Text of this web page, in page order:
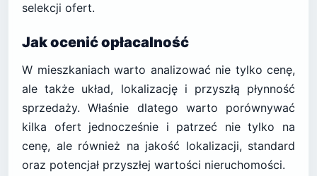
selekcji ofert.
Jak ocenić opłacalność
W mieszkaniach warto analizować nie tylko cenę,
ale także układ, lokalizację i przyszłą płynność
sprzedaży. Właśnie dlatego warto porównywać
kilka ofert jednocześnie i patrzeć nie tylko na
cenę, ale również na jakość lokalizacji, standard
oraz potencjał przyszłej wartości nieruchomości.